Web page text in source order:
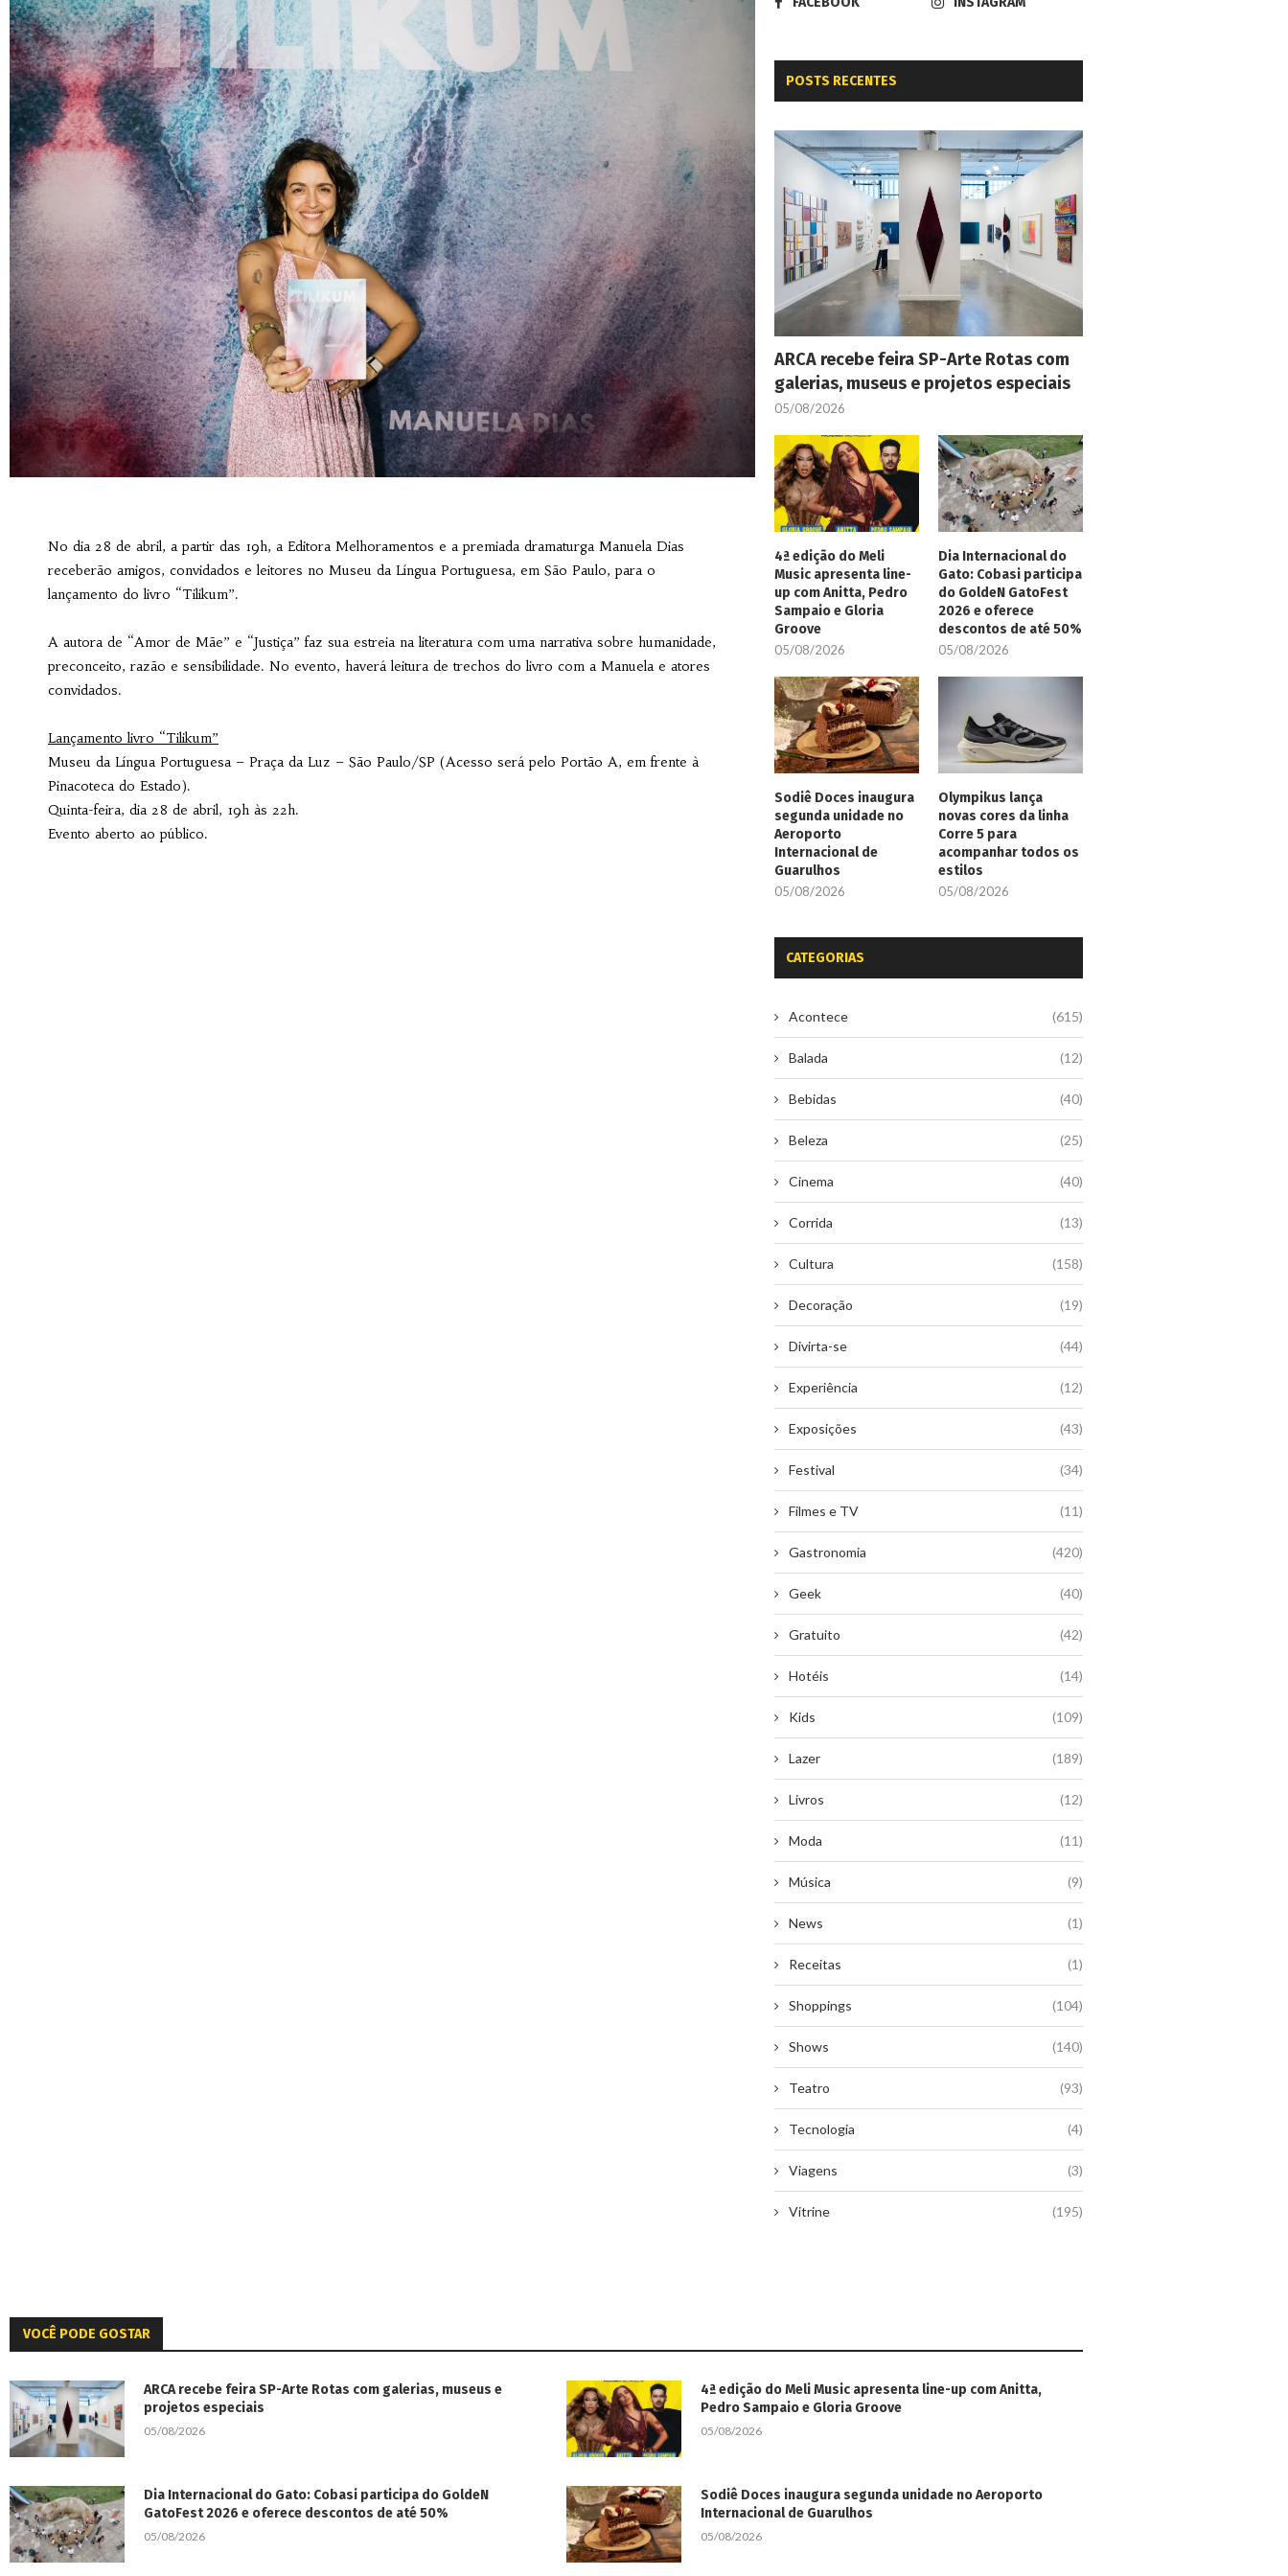
No dia 28 de abril, a partir das 19h, a Editora Melhoramentos e a premiada dramaturga Manuela Dias
receberão amigos, convidados e leitores no Museu da Língua Portuguesa, em São Paulo, para o
lançamento do livro “Tilikum”.
A autora de “Amor de Mãe” e “Justiça” faz sua estreia na literatura com uma narrativa sobre humanidade,
preconceito, razão e sensibilidade. No evento, haverá leitura de trechos do livro com a Manuela e atores
convidados.
Lançamento livro “Tilikum”
Museu da Língua Portuguesa – Praça da Luz – São Paulo/SP (Acesso será pelo Portão A, em frente à
Pinacoteca do Estado).
Quinta-feira, dia 28 de abril, 19h às 22h.
Evento aberto ao público.
POSTS RECENTES
ARCA recebe feira SP-Arte Rotas com
galerias, museus e projetos especiais
05/08/2026
4ª edição do Meli
Music apresenta line-
up com Anitta, Pedro
Sampaio e Gloria
Groove
05/08/2026
Dia Internacional do
Gato: Cobasi participa
do GoldeN GatoFest
2026 e oferece
descontos de até 50%
05/08/2026
Sodiê Doces inaugura
segunda unidade no
Aeroporto
Internacional de
Guarulhos
05/08/2026
Olympikus lança
novas cores da linha
Corre 5 para
acompanhar todos os
estilos
05/08/2026
CATEGORIAS
Acontece (615)
Balada (12)
Bebidas (40)
Beleza (25)
Cinema (40)
Corrida (13)
Cultura (158)
Decoração (19)
Divirta-se (44)
Experiência (12)
Exposições (43)
Festival (34)
Filmes e TV (11)
Gastronomia (420)
Geek (40)
Gratuito (42)
Hotéis (14)
Kids (109)
Lazer (189)
Livros (12)
Moda (11)
Música (9)
News (1)
Receitas (1)
Shoppings (104)
Shows (140)
Teatro (93)
Tecnologia (4)
Viagens (3)
Vitrine (195)
VOCÊ PODE GOSTAR
ARCA recebe feira SP-Arte Rotas com galerias, museus e
projetos especiais
05/08/2026
4ª edição do Meli Music apresenta line-up com Anitta,
Pedro Sampaio e Gloria Groove
05/08/2026
Dia Internacional do Gato: Cobasi participa do GoldeN
GatoFest 2026 e oferece descontos de até 50%
05/08/2026
Sodiê Doces inaugura segunda unidade no Aeroporto
Internacional de Guarulhos
05/08/2026